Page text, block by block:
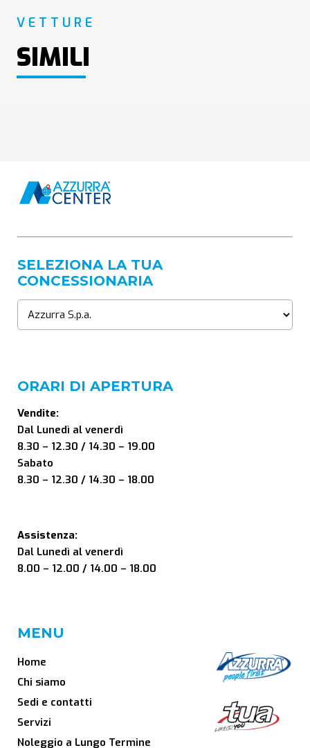
VETTURE
SIMILI
SELEZIONA LA TUA
CONCESSIONARIA
ORARI DI APERTURA
Vendite:
Dal Lunedì al venerdì
8.30 – 12.30 / 14.30 – 19.00
Sabato
8.30 – 12.30 / 14.30 – 18.00
Assistenza:
Dal Lunedì al venerdì
8.00 – 12.00 / 14.00 – 18.00
MENU
Home
Chi siamo
Sedi e contatti
Servizi
Noleggio a Lungo Termine